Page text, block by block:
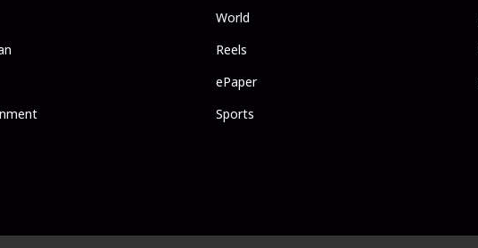
World
Reels
ePaper
Sports